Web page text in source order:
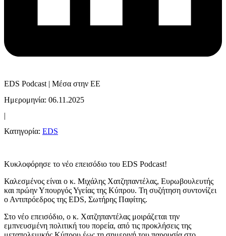
EDS Podcast | Μέσα στην ΕΕ
Ημερομηνία: 06.11.2025
|
Κατηγορία: EDS
Κυκλοφόρησε το νέο επεισόδιο του EDS Podcast!
Καλεσμένος είναι ο κ. Μιχάλης Χατζηπαντέλας, Ευρωβουλευτής
και πρώην Υπουργός Υγείας της Κύπρου. Τη συζήτηση συντονίζει
ο Αντιπρόεδρος της EDS, Σωτήρης Παφίτης.
Στο νέο επεισόδιο, ο κ. Χατζηπαντέλας μοιράζεται την
εμπνευσμένη πολιτική του πορεία, από τις προκλήσεις της